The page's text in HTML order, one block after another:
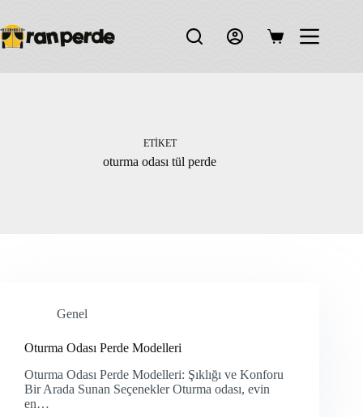
content
Shopping
ETIKET
oturma odası tül perde
Genel
Oturma Odası Perde Modelleri
Oturma Odası Perde Modelleri: Şıklığı ve Konforu
Bir Arada Sunan Seçenekler Oturma odası, evin
en…